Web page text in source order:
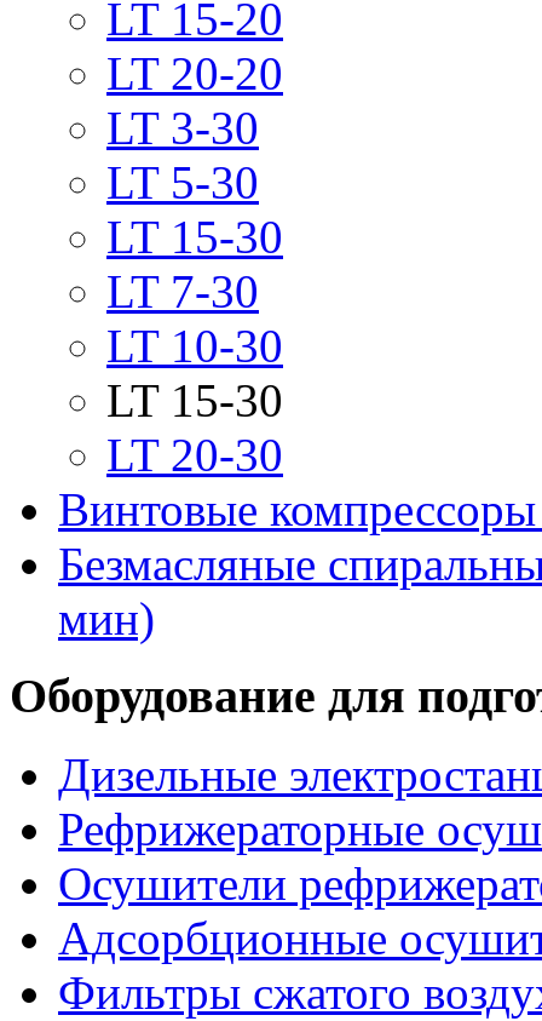
LT 15-20
LT 20-20
LT 3-30
LT 5-30
LT 15-30
LT 7-30
LT 10-30
LT 15-30
LT 20-30
Винтовые
Безмасляные
мин)
Оборудование для
Дизельные
Рефрижераторные
Осушители
Адсорбционные
Фильтры сжатого